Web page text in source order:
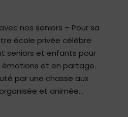
nos seniors – Pour sa
école privée célèbre
seniors et enfants pour
et en partage.
par une chasse aux
et animée...